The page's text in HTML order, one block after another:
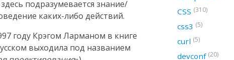
подразумевается знание/
каких-либо действий.
году Крэгом Ларманом в книге
выходила под названием
CSS (310)
css3 (5)
curl (5)
devconf (20)